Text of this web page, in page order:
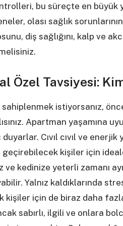
bu süreçte en büyük
olası sağlık
diş sağlığını, kalp ve
Özel Tavsiyesi:
istiyorsanız,
Apartman yaşamına
Cıvıl cıvıl ve
kişiler için
ve kedinize yeterli zamanı
Yalnız kaldıklarında
kişiler için de biraz daha
sabırlı, ilgili ve onlara